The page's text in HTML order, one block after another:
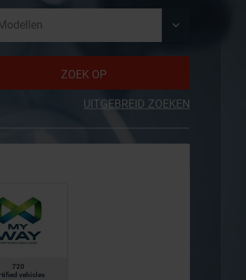
ZOEK OP
UITGEBREID ZOEKEN
720
vehicles